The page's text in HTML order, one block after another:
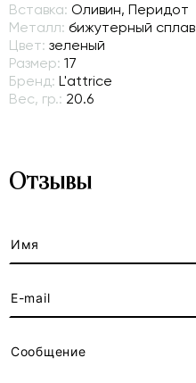
Вставка: Оливин, Перидот
Металл: бижутерный сплав
Цвет: зеленый
Размер: 17
Бренд: L'attrice
Вес, гр.: 20.6
Отзывы